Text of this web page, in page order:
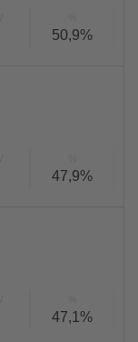
50,9%
47,9%
47,1%